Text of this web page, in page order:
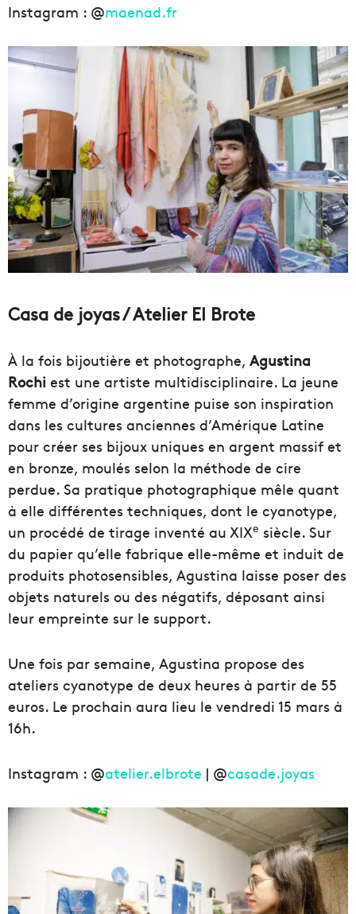
Instagram : @maenad.fr
Casa de joyas / Atelier El Brote
À la fois bijoutière et photographe, Agustina
Rochi est une artiste multidisciplinaire. La jeune
femme d’origine argentine puise son inspiration
dans les cultures anciennes d’Amérique Latine
pour créer ses bijoux uniques en argent massif et
en bronze, moulés selon la méthode de cire
perdue. Sa pratique photographique mêle quant
à elle différentes techniques, dont le cyanotype,
un procédé de tirage inventé au XIXe siècle. Sur
du papier qu’elle fabrique elle-même et induit de
produits photosensibles, Agustina laisse poser des
objets naturels ou des négatifs, déposant ainsi
leur empreinte sur le support.
Une fois par semaine, Agustina propose des
ateliers cyanotype de deux heures à partir de 55
euros. Le prochain aura lieu le vendredi 15 mars à
16h.
Instagram : @atelier.elbrote | @casade.joyas